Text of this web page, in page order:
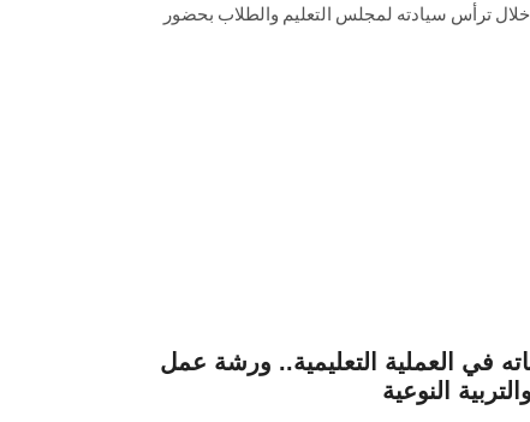
خلال ترأس سيادته لمجلس التعليم والطلاب بحضور
في العملية التعليمية.. ورشة عمل
النوعية